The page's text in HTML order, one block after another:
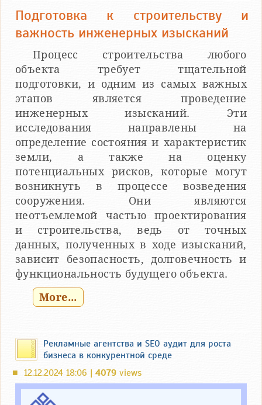
Подготовка к строительству и
важность инженерных изысканий
Процесс строительства любого
объекта требует тщательной
подготовки, и одним из самых важных
этапов является проведение
инженерных изысканий. Эти
исследования направлены на
определение состояния и характеристик
земли, а также на оценку
потенциальных рисков, которые могут
возникнуть в процессе возведения
сооружения. Они являются
неотъемлемой частью проектирования
и строительства, ведь от точных
данных, полученных в ходе изысканий,
зависит безопасность, долговечность и
функциональность будущего объекта.
More...
Рекламные агентства и SEO аудит для роста
бизнеса в конкурентной среде
■ 12.12.2024 18:06 | 4079 views